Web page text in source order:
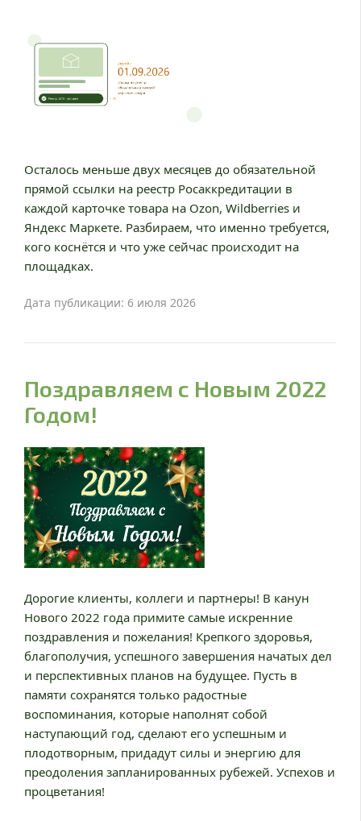
Осталось меньше двух месяцев до обязательной
прямой ссылки на реестр Росаккредитации в
каждой карточке товара на Ozon, Wildberries и
Яндекс Маркете. Разбираем, что именно требуется,
кого коснётся и что уже сейчас происходит на
площадках.
Дата публикации: 6 июля 2026
Поздравляем с Новым 2022
Годом!
Дорогие клиенты, коллеги и партнеры! В канун
Нового 2022 года примите самые искренние
поздравления и пожелания! Крепкого здоровья,
благополучия, успешного завершения начатых дел
и перспективных планов на будущее. Пусть в
памяти сохранятся только радостные
воспоминания, которые наполнят собой
наступающий год, сделают его успешным и
плодотворным, придадут силы и энергию для
преодоления запланированных рубежей. Успехов и
процветания!